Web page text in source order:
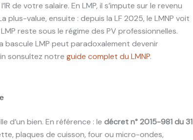
de votre salaire. En LMP, il s’impute sur le revenu
plus-value, ensuite : depuis la LF 2025, le LMNP voit
reste sous le régime des PV professionnelles.
bascule LMP peut paradoxalement devenir
sonsultez notre guide complet du LMNP.
d’un bien. En référence : le décret n° 2015-981 du 31
plaques de cuisson, four ou micro-ondes,